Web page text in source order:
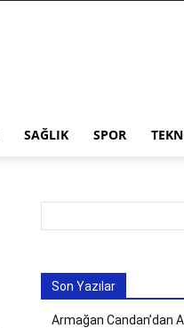
SAĞLIK SPOR
Son Yazılar
Armağan Candan’dan